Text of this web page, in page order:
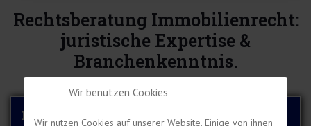
Rechtsberatung Immobilienrecht:
juristische Expertise &
Branchenkenntnis.
Immobilienprojekt
Wir benutzen Cookies
Wir nutzen Cookies auf unserer Website. Einige von ihnen